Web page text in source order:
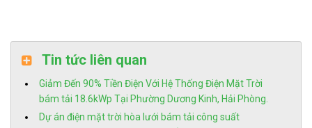
Tin tức liên quan
Giảm Đến 90% Tiền Điện Với Hệ Thống Điện Mặt Trời
bám tải 18.6kWp Tại Phường Dương Kinh, Hải Phòng.
Dự án điện mặt trời hòa lưới bám tải công suất